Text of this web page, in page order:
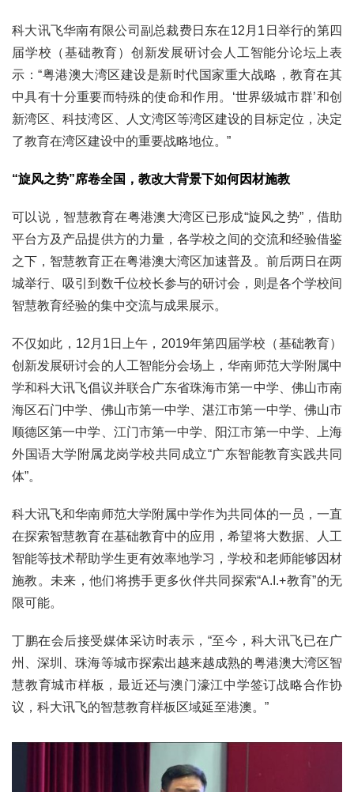
科大讯飞华南有限公司副总裁费日东在12月1日举行的第四
届学校（基础教育）创新发展研讨会人工智能分论坛上表
示：“粤港澳大湾区建设是新时代国家重大战略，教育在其
中具有十分重要而特殊的使命和作用。‘世界级城市群’和创
新湾区、科技湾区、人文湾区等湾区建设的目标定位，决定
了教育在湾区建设中的重要战略地位。”
“旋风之势”席卷全国，教改大背景下如何因材施教
可以说，智慧教育在粤港澳大湾区已形成“旋风之势”，借助
平台方及产品提供方的力量，各学校之间的交流和经验借鉴
之下，智慧教育正在粤港澳大湾区加速普及。前后两日在两
城举行、吸引到数千位校长参与的研讨会，则是各个学校间
智慧教育经验的集中交流与成果展示。
不仅如此，12月1日上午，2019年第四届学校（基础教育）
创新发展研讨会的人工智能分会场上，华南师范大学附属中
学和科大讯飞倡议并联合广东省珠海市第一中学、佛山市南
海区石门中学、佛山市第一中学、湛江市第一中学、佛山市
顺德区第一中学、江门市第一中学、阳江市第一中学、上海
外国语大学附属龙岗学校共同成立“广东智能教育实践共同
体”。
科大讯飞和华南师范大学附属中学作为共同体的一员，一直
在探索智慧教育在基础教育中的应用，希望将大数据、人工
智能等技术帮助学生更有效率地学习，学校和老师能够因材
施教。未来，他们将携手更多伙伴共同探索“A.I.+教育”的无
限可能。
丁鹏在会后接受媒体采访时表示，“至今，科大讯飞已在广
州、深圳、珠海等城市探索出越来越成熟的粤港澳大湾区智
慧教育城市样板，最近还与澳门濠江中学签订战略合作协
议，科大讯飞的智慧教育样板区域延至港澳。”